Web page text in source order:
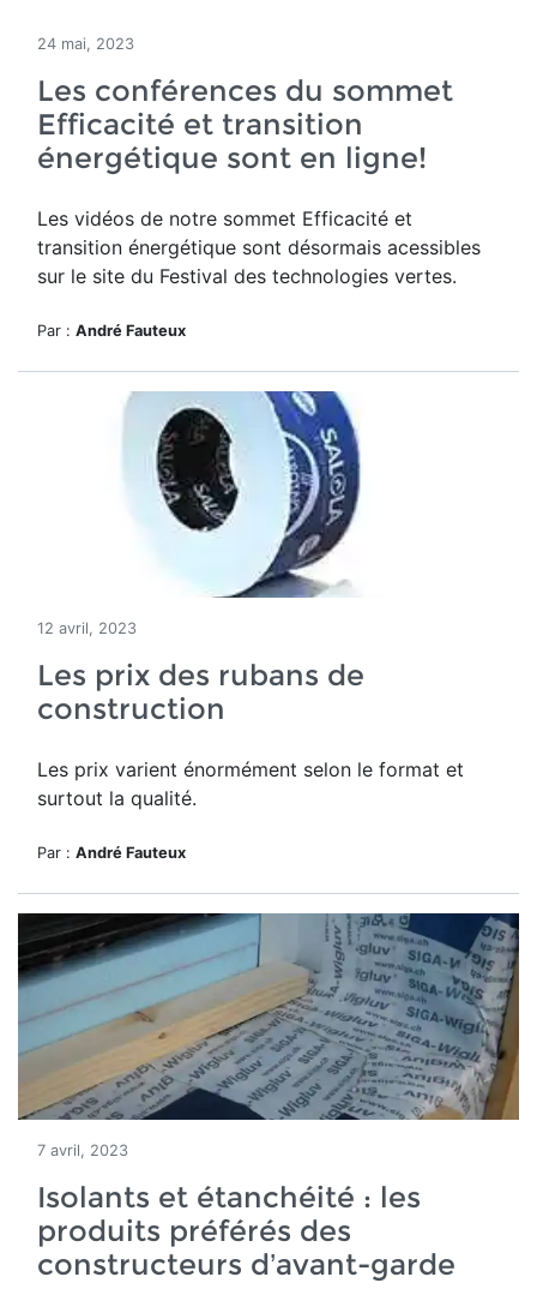
24 mai, 2023
Les conférences du sommet
Efficacité et transition
énergétique sont en ligne!
Les vidéos de notre sommet Efficacité et
transition énergétique sont désormais acessibles
sur le site du Festival des technologies vertes.
Par : André Fauteux
12 avril, 2023
Les prix des rubans de
construction
Les prix varient énormément selon le format et
surtout la qualité.
Par : André Fauteux
7 avril, 2023
Isolants et étanchéité : les
produits préférés des
constructeurs d’avant-garde